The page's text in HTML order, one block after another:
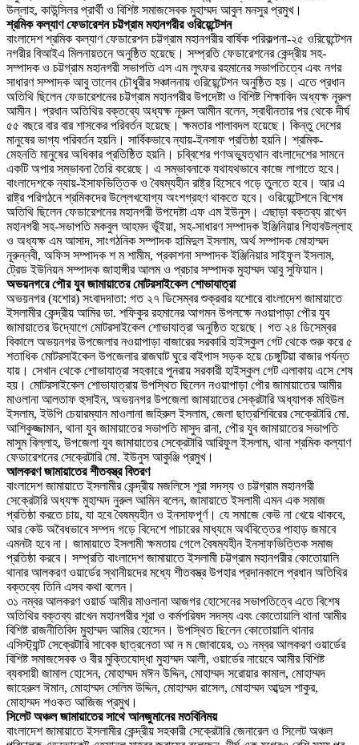
উল্লাহ, কাউন্সিলর প্রার্থী ও বিশিষ্ট সমাজসেবক মুহাম্মদ আবুল মনসুর প্রমুখ।
শ্রমিক কল্যাণ ফেডারেশন চট্টগ্রাম মহানগরীর ওরিয়েন্টেশন
বাংলাদেশ শ্রমিক কল্যাণ ফেডারেশন চট্টগ্রাম মহানগরীর বার্ষিক পরিকল্পনা-২৫ ওরিয়েন্টেশন
নগরীর বিআইএ মিলনায়তনে অনুষ্ঠিত হয়েছে। সম্প্রতি ফেডারেশনের কেন্দ্রীয় সহ-
সম্পাদক ও চট্টগ্রাম মহানগরী সভাপতি এস এম লুৎফর রহমানের সভাপতিত্বে এবং নগর
সাধারণ সম্পাদক আবু তালেব চৌধুরীর সঞ্চালনায় ওরিয়েন্টেশন অনুষ্ঠিত হয়। এতে প্রধান
অতিথি ছিলেন ফেডারেশনের চট্টগ্রাম মহানগরীর উপদেষ্টা ও বিশিষ্ট শিক্ষাবিদ অধ্যক্ষ নূরুল
আমীন। প্রধান অতিথির বক্তব্যে অধ্যক্ষ নূরুল আমীন বলেন, স্বাধীনতার পর থেকে দীর্ঘ
৫৫ বছরে বার বার শাসকের পরিবর্তন হয়েছে। ক্ষমতার পালাবদল হয়েছে। কিন্তু দেশের
মানুষের ভাগ্য পরিবর্তন হয়নি। সার্বিকভাবে ন্যায়-ইনসাফ প্রতিষ্ঠা হয়নি। শ্রমিক-
মেহনতি মানুষের অধিকার প্রতিষ্ঠিত হয়নি। চব্বিশের গণঅভ্যুত্থান বাংলাদেশের সামনে
একটি অপার সম্ভাবনা তৈরি করেছে। এ সম্ভাবনাকে যথাযথভাবে কাজে লাগাতে হবে।
বাংলাদেশকে ন্যায়-ইসাফভিত্তিক ও বৈষম্যহীন রাষ্ট্র হিসেবে গড়ে তুলতে হবে। আর এ
রাষ্ট্র পরিগঠনে শ্রমিকদের উল্লেখযোগ্য অংশগ্রহণ থাকতে হবে। ওরিয়েন্টেশনে বিশেষ
অতিথি ছিলেন ফেডারেশনের মহানগরী উপদেষ্টা এফ এম ইউনুস। এছাড়া বক্তব্য রাখেন
মহানগরী সহ-সভাপতি মকবুল আহমদ ভূঁইয়া, সহ-সাধারণ সম্পাদক ইঞ্জিনিয়ার শিহাবউল্লাহ
ও অধ্যক্ষ এম আসাদ, সাংগঠনিক সম্পাদক হামিদুল ইসলাম, অর্থ সম্পাদক মোহাম্মদ
নূরুন্নবী, অফিস সম্পাদক শ ম শামীম, প্রকাশনা সম্পাদক ইঞ্জিনিয়ার সাইফুল ইসলাম,
ট্রেড ইউনিয়ন সম্পাদক জাহাঙ্গীর আলম ও প্রচার সম্পাদক মুহাম্মদ আবু সুফিয়ান।
অভয়নগরে পৌর যুব জামায়াতের মোটরসাইকেল শোভাযাত্রা
অভয়নগর (যশোর) সংবাদদাতা: গত ২৭ ডিসেম্বর শুক্রবার যশোরে বাংলাদেশ জামায়াতে
ইসলামীর কেন্দ্রীয় আমির ডা. শফিকুর রহমানের আগমন উপলক্ষে নওয়াপাড়া পৌর যুব
জামায়াতের উদ্যোগে মোটরসাইকেল শোভাযাত্রা অনুষ্ঠিত হয়েছে। গত ২৪ ডিসেম্বর
বিকালে অভয়নগর উপজেলার নওয়াপাড়া বাজারের সরকারি হাইস্কুল গেট থেকে শুরু করে ৫
শতাধিক মোটরসাইকেল উপজেলার রাজঘাট ঘুরে বাইপাস সড়ক হয়ে চেঙ্গুটিয়া বাজার পর্যন্ত
যায়। সেখান থেকে শোভাযাত্রা সহকারে পুনরায় সরকারী হাইস্কুল গেট এলাকায় এসে শেষ
হয়। মোটরসাইকেল শোভাযাত্রায় উপস্থিত ছিলেন নওয়াপাড়া পৌর জামায়াতের আমীর
মাওলানা আলতাফ হুসাইন, অভয়নগর উপজেলা জামায়াতের সেক্রটারি অধ্যাপক মহিউল
ইসলাম, ইউপি চেয়ারম্যান মাওলানা জহিরুল ইসলাম, জেলা ছাত্রশিবিরের সেক্রেটারি মো.
আশিকুজ্জামান, থানা যুব জামায়াতের সভাপতি মাসুদ রানা, পৌর যুব জামায়াতের সভাপতি
মাসুম বিল্লাহ, উপজেলা যুব জামায়াতের সেক্রেটারি আরিফুল ইসলাম, থানা শ্রমিক কল্যাণ
ফেডারেশনের সেক্রেটারি মো. ইউনুস আকুঞ্জি প্রমুখ।
আলকরণ জামায়াতের শীতবস্ত্র বিতরণ
বাংলাদেশ জামায়াতে ইসলামীর কেন্দ্রীয় মজলিসে শূরা সদস্য ও চট্টগ্রাম মহানগরী
সেক্রেটারি অধ্যক্ষ মুহাম্মদ নুরুল আমিন বলেন, জামায়াতে ইসলামী এমন এক সমাজ
প্রতিষ্ঠা করতে চায়, যা হবে বৈষম্যহীন ও ইনসাফপূর্ণ। যে সমাজে কেউ না খেয়ে থাকবে,
আর কেউ অবৈধভাবে সম্পদ গড়ে বিদেশে পাচারের মাধ্যমে অর্থবিত্তের পাহাড় জমাবে
এমনটা হবে না। জামায়াতে ইসলামী ক্ষমতায় গেলে বৈষম্যহীন ইনসাফভিত্তিক সমাজ
প্রতিষ্ঠা করবে। সম্প্রতি বাংলাদেশ জামায়াতে ইসলামী চট্টগ্রাম মহানগরীর কোতোয়ালি
থানার আলকরণ ওয়ার্ডের স্থানীয়দের মধ্যে শীতবস্ত্র উপহার প্রদানকালে প্রধান অতিথির
বক্তব্যে তিনি এসব কথা বলেন।
৩১ নম্বর আলকরণ ওয়ার্ড আমীর মাওলানা আজগর হোসেনের সভাপতিত্বে এতে বিশেষ
অতিথির বক্তব্য রাখেন মহানগরীর শূরা ও কর্মপরিষদ সদস্য এবং কোতোয়ালি থানা আমীর
বিশিষ্ট রাজনীতিবিদ মুহাম্মদ আমির হোসেন। উপস্থিত ছিলেন কোতোয়ালি থানার
এসিস্ট্যান্ট সেক্রেটারি সাবেক ছাত্রনেতা আ ন ম জোবায়ের, ৩১ নম্বর আলকরণ ওয়ার্ডের
বিশিষ্ট সমাজসেবক ও বীর মুক্তিযোদ্ধা মুহাম্মদ আলী, ওয়ার্ডের নায়েবে আমীর বিশিষ্ট
ব্যবসায়ী জামাল হোসেন, মোহাম্মদ মঈন উদ্দিন, মোহাম্মদ সরোয়ার কামাল, মোহাম্মদ
জাহেরুল ঈমান, মোহাম্মদ সেলিম উদ্দিন, মোহাম্মদ রাসেল, মোহাম্মদ আব্দুস শাকুর,
মোহাম্মদ শওকত আজিজ প্রমুখ।
সিলেট অঞ্চল জামায়াতের সাথে আনজুমানের মতবিনিময়
বাংলাদেশ জামায়াতে ইসলামীর কেন্দ্রীয় সহকারী সেক্রেটারি জেনারেল ও সিলেট অঞ্চল